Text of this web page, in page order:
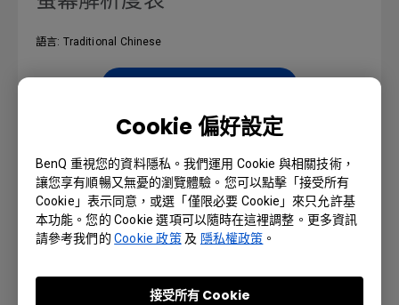
Cookie 偏好設定
BenQ 重視您的資料隱私。我們運用 Cookie 與相關技術，
讓您享有順暢又無憂的瀏覽體驗。您可以點擊「接受所有
Cookie」表示同意，或選「僅限必要 Cookie」來只允許基
本功能。您的 Cookie 選項可以隨時在這裡調整。更多資訊
請參考我們的Cookie 政策及 隱私權政策 。
接受所有 Cookie
語言: Traditional Chinese
安全警告通知
語言: Traditional Chinese